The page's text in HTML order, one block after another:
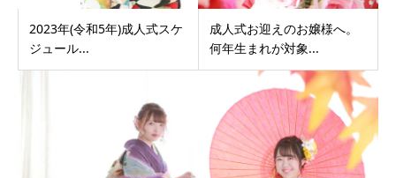
2023年(令和5年)成人式スケ
ジュール...
成人式お迎えのお嬢様へ。
何年生まれが対象...